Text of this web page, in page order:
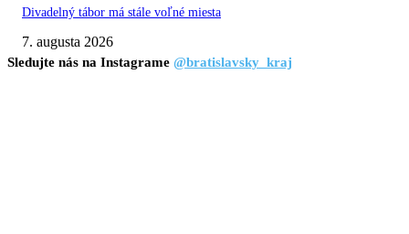
Divadelný tábor má stále voľné miesta
7. augusta 2026
Sledujte nás na Instagrame @bratislavsky_kraj